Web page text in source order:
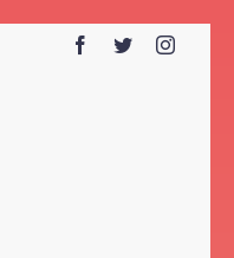
Facebook
Twitter